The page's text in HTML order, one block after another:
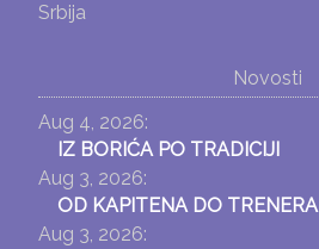
Srbija
Novosti
Aug 4, 2026:
IZ BORIĆA PO TRADICIJI
Aug 3, 2026:
OD KAPITENA DO TRENERA
Aug 3, 2026: